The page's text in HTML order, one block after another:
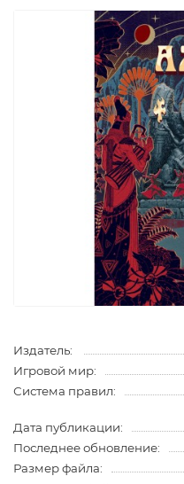
Издатель:
Игровой мир:
Система правил:
Дата публикации:
Последнее обновление:
Размер файла: